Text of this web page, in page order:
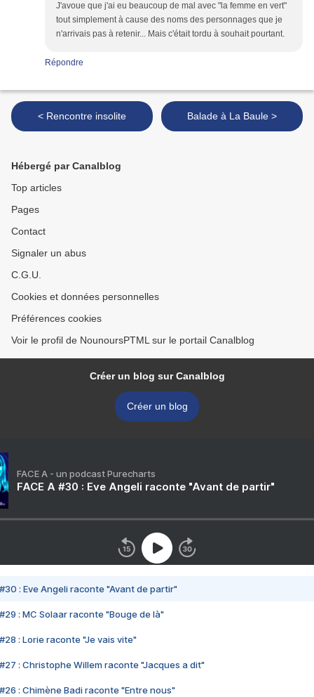
J'avoue que j'ai eu beaucoup de mal avec "la femme en vert"
tout simplement à cause des noms des personnages que je
n'arrivais pas à retenir... Mais c'était tordu à souhait pourtant.
Répondre
< Rencontre insolite Balade à La Baule >
Hébergé par Canalblog
Top articles
Pages
Contact
Signaler un abus
C.G.U.
Cookies et données personnelles
Préférences cookies
Voir le profil de NounoursPTML sur le portail Canalblog
Créer un blog sur Canalblog
Créer un blog
FACE A - un podcast Purecharts
FACE A #30 : Eve Angeli raconte "Avant de partir"
#30 : Eve Angeli raconte "Avant de partir"
#29 : MC Solaar raconte "Bouge de là"
#28 : Lorie raconte "Je vais vite"
#27 : Christophe Willem raconte "Jacques a dit"
#26 : Chimène Badi raconte "Entre nous"